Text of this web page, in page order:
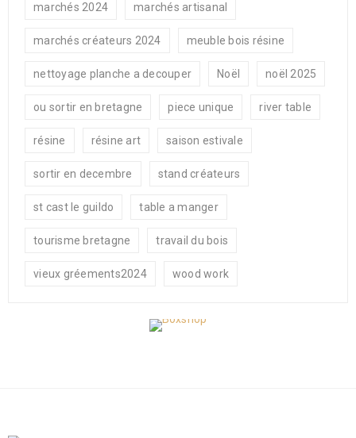
marchés 2024 marchés artisanal
marchés créateurs 2024 meuble bois résine
nettoyage planche a decouper Noël noël 2025
ou sortir en bretagne piece unique river table
résine résine art saison estivale
sortir en decembre stand créateurs
st cast le guildo table a manger
tourisme bretagne travail du bois
vieux gréements2024 wood work